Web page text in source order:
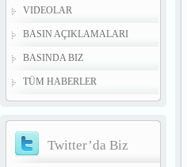
VIDEOLAR
BASIN AÇIKLAMALARI
BASINDA BIZ
TÜM HABERLER
Twitter’da Biz